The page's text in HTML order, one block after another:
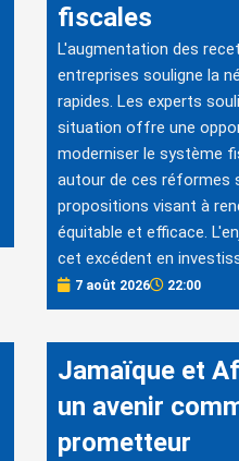
fiscales
L'augmentation des
entreprises souligne la
rapides. Les experts
situation offre une
moderniser le système
autour de ces réformes
propositions visant à
équitable et efficace.
cet excédent en
7 août 2026 22:00
Jamaïque et
un avenir
prometteur